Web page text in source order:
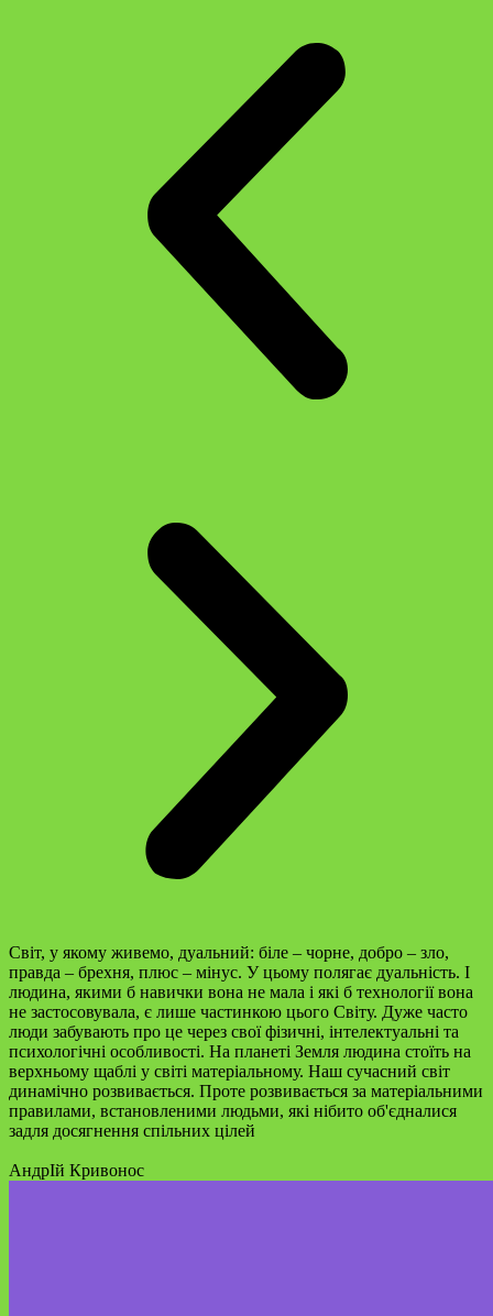
Світ, у якому живемо, дуальний: біле – чорне, добро – зло,
правда – брехня, плюс – мінус. У цьому полягає дуальність. І
людина, якими б навички вона не мала і які б технології вона
не застосовувала, є лише частинкою цього Світу. Дуже часто
люди забувають про це через свої фізичні, інтелектуальні та
психологічні особливості. На планеті Земля людина стоїть на
верхньому щаблі у світі матеріальному. Наш сучасний світ
динамічно розвивається. Проте розвивається за матеріальними
правилами, встановленими людьми, які нібито об'єдналися
задля досягнення спільних цілей
АндрІй Кривонос